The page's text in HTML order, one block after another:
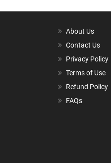
About Us
Contact Us
Privacy Policy
Terms of Use
Refund Policy
FAQs